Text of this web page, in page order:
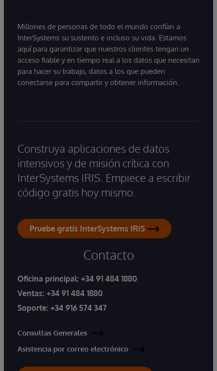
Millones de personas de todo el mundo confían a
InterSystems su sustento e incluso su vida. Estamos
aquí para garantizar que nuestros clientes tengan un
acceso fiable y en tiempo real a los datos que necesitan
para hacer su trabajo, datos a los que pueden
conectarse para compartir y obtener información.
Construya aplicaciones de datos
intensivos y de misión crítica con
InterSystems IRIS. Empiece a escribir
código gratis hoy mismo.
Pruebe gratis InterSystems IRIS
Contacto
Oficina principal: +34 91 484 1880
Ventas: +34 91 484 1880
Soporte: +34 916 574 347
Consultas Generales
Asistencia por correo electrónico